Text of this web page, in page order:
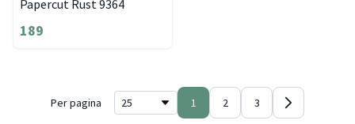
Papercut Rust 9364
189
Per pagina 1 2 3